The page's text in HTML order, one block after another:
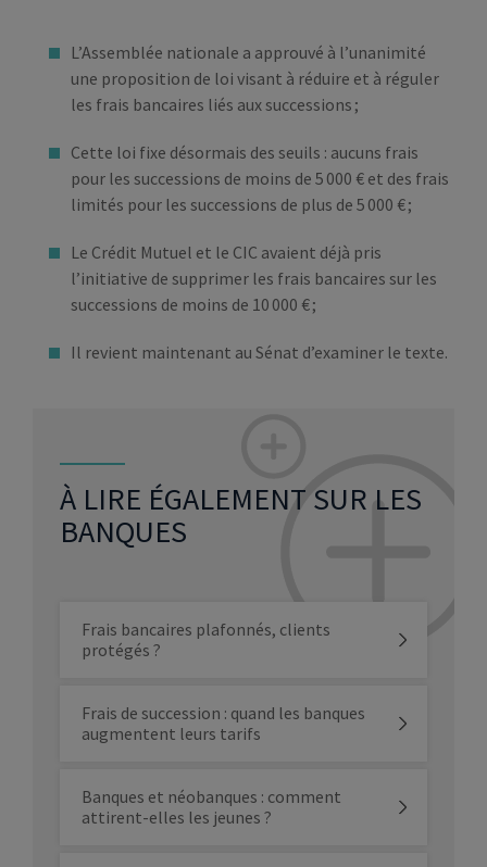
L’Assemblée nationale a approuvé à l’unanimité
une proposition de loi visant à réduire et à réguler
les frais bancaires liés aux successions ;
Cette loi fixe désormais des seuils : aucuns frais
pour les successions de moins de 5 000 € et des frais
limités pour les successions de plus de 5 000 € ;
Le Crédit Mutuel et le CIC avaient déjà pris
l’initiative de supprimer les frais bancaires sur les
successions de moins de 10 000 € ;
Il revient maintenant au Sénat d’examiner le texte.
À LIRE ÉGALEMENT SUR LES
BANQUES
Frais bancaires plafonnés, clients
protégés ?
Frais de succession : quand les banques
augmentent leurs tarifs
Banques et néobanques : comment
attirent-elles les jeunes ?